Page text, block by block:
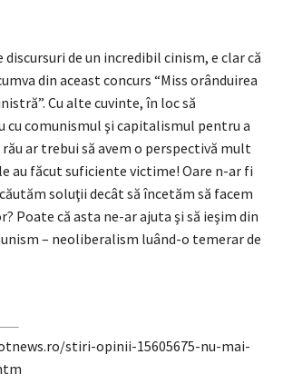
discursuri de un incredibil cinism, e clar că
din aceast concurs “Miss orânduirea
Cu alte cuvinte, în loc să
cu comunismul şi capitalismul pentru a
ar trebui să avem o perspectivă mult
au făcut suficiente victime! Oare n-ar fi
soluţii decât să încetăm să facem
Poate că asta ne-ar ajuta şi să ieşim din
– neoliberalism luând-o temerar de
stiri-opinii-15605675-nu-mai-